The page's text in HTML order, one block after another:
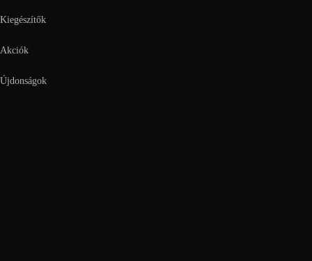
Kiegészítők
Akciók
Újdonságok